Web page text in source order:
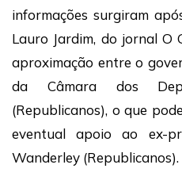
informações surgiram
Lauro Jardim, do jornal O
aproximação entre o
da Câmara dos
(Republicanos), o que
eventual apoio ao ex-
Wanderley (Republicanos).